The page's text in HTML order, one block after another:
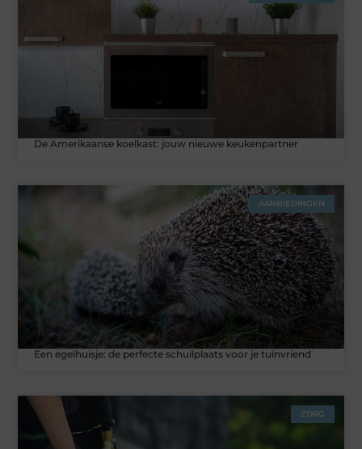
De Amerikaanse koelkast: jouw nieuwe keukenpartner
AANBIEDINGEN
Een egelhuisje: de perfecte schuilplaats voor je tuinvriend
ZORG